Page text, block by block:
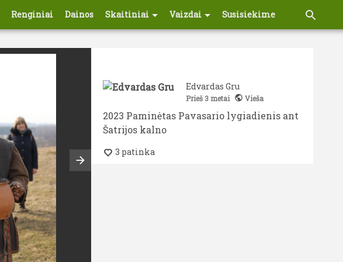
Pereiti
pagrindinį
Renginiai Dainos Skaitiniai Vaizdai Susisiekime
Edvardas Gru
Prieš 3 metai Vieša
2023 Paminėtas Pavasario lygiadienis ant
Šatrijos kalno
3 patinka